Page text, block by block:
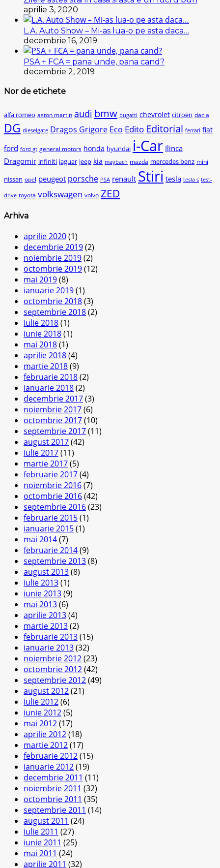
aprilie 3, 2020
L.A. Auto Show – Mi-as lua-o pe asta daca…
decembrie 16, 2019
PSA + FCA = pana unde, pana cand?
decembrie 2, 2019
Nor de etichete
alfa romeo aston martin audi bmw bugatti chevrolet citroën dacia
DG dieselgate Dragos Grigore Eco Edito Editorial ferrari fiat
ford ford gt general motors honda hyundai i-Car Ilinca
Dragomir infiniti jaguar jeep kia maybach mazda mercedes benz mini
nissan opel peugeot porsche PSA renault Stiri tesla tesla s test-
drive toyota volkswagen volvo ZED
Arhiva
aprilie 2020(1)
decembrie 2019(2)
noiembrie 2019(2)
octombrie 2019(12)
mai 2019(8)
ianuarie 2019(1)
octombrie 2018(3)
septembrie 2018(2)
iulie 2018(1)
iunie 2018(1)
mai 2018(1)
aprilie 2018(4)
martie 2018(9)
februarie 2018(2)
ianuarie 2018(2)
decembrie 2017(3)
noiembrie 2017(6)
octombrie 2017(10)
septembrie 2017(11)
august 2017(42)
iulie 2017(11)
martie 2017(5)
februarie 2017(4)
noiembrie 2016(7)
octombrie 2016(42)
septembrie 2016(23)
februarie 2015(1)
ianuarie 2015(1)
mai 2014(7)
februarie 2014(9)
septembrie 2013(8)
august 2013(8)
iulie 2013(1)
iunie 2013(9)
mai 2013(6)
aprilie 2013(4)
martie 2013(2)
februarie 2013(15)
ianuarie 2013(32)
noiembrie 2012(23)
octombrie 2012(42)
septembrie 2012(49)
august 2012(21)
iulie 2012(6)
iunie 2012(5)
mai 2012(17)
aprilie 2012(18)
martie 2012(17)
februarie 2012(15)
ianuarie 2012(19)
decembrie 2011 (11)
noiembrie 2011 (32)
octombrie 2011 (35)
septembrie 2011 (14)
august 2011 (24)
iulie 2011 (27)
iunie 2011 (25)
mai 2011 (24)
aprilie 2011 (32)